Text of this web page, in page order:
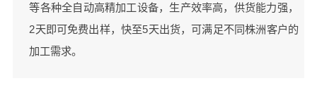
等各种全自动高精加工设备，生产效率高，供货能力强，
2天即可免费出样，快至5天出货，可满足不同株洲客户的
加工需求。